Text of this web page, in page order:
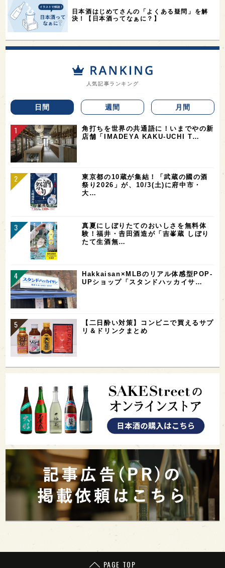
日本酒はじめてさんの「よくある疑問」を解
決！【日本酒ってなぁに？】
人気記事ランキング
日間 週間 月間
角打ちを世界の共通語に！いまでやの新
店舗「IMADEYA KAKU-UCHI T…
東京都の10蔵が集結！「武蔵の國の酒
祭り2026」が、10/3(土)に府中市・
大…
真夏にしぼりたてのおいしさを無料体
験！福井・𠮷田酒造が「吉峯蔵 しぼり
たて生酒無…
Hakkaisan×MLBのリアル体感型POP-
UPショップ「スタンドハッカイサ…
【二日酔い対策】コンビニで買えるサプ
リ＆ドリンクまとめ
PAGE TOP